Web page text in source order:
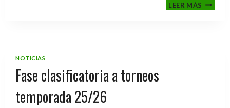
LEER MÁSCENA-
NOTICIAS
Fase clasificatoria a torneos
temporada 25/26